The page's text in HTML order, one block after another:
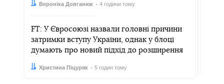
Автор:
Вероніка Довганюк
Дата: 4 години тому
FT: У Євросоюзі назвали головні причини
затримки вступу України, однак у блоці
думають про новий підхід до розширення
Автор:
Христина Піцуряк
Дата: 5 годин тому